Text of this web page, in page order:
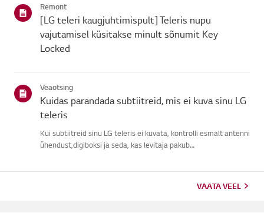
signaali, j...
Remont
[LG teleri kaugjuhtimispult] Teleris nupu
vajutamisel küsitakse minult sõnumit Key
Locked
Veaotsing
Kuidas parandada subtiitreid, mis ei kuva sinu LG
teleris
Kui subtiitreid sinu LG teleris ei kuvata, kontrolli esmalt antenni
ühendust,digiboksi ja seda, kas levitaja pakub
VAATA VEEL